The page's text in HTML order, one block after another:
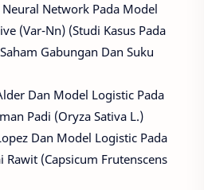
Network Pada Model
(Var-Nn) (Studi Kasus Pada
Gabungan Dan Suku
Dan Model Logistic Pada
Padi (Oryza Sativa L.)
Dan Model Logistic Pada
Rawit (Capsicum Frutenscens